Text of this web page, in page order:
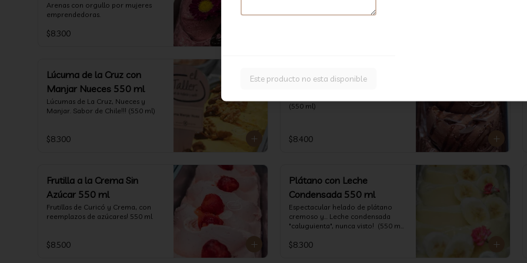
Arenas con orgullo por mujeres
emprendedoras.
$8.300
(550 ml)
Lúcuma de la Cruz con
Manjar Nueces 550 ml
Lúcumas de La Cruz, Nueces y
Manjar. Sabor de Chile!!! (550 ml)
$8.300
Chocolate Especial 550 ml
(550 ml)
$8.400
Frutilla a la Crema Sin
Azúcar 550 ml
Frutillas de Curicó y Crema, con
reemplazos de azúcares! 550 ml
$8.500
Plátano con Leche
Condensada 550 ml
Espectacular helado de plátano
cremoso y... Leche condensada
"caluguienta", nunca visto!  (550 ml
$8.300
Este producto no esta disponible